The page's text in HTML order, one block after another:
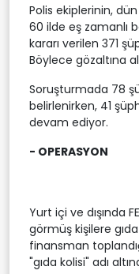
Polis ekiplerinin,
60 ilde eş zamanlı
kararı verilen 371
Böylece gözaltına
Soruşturmada 78
belirlenirken, 41
devam ediyor.
- OPERASYON
Yurt içi ve dışında
görmüş kişilere
finansman
"gıda kolisi" adı